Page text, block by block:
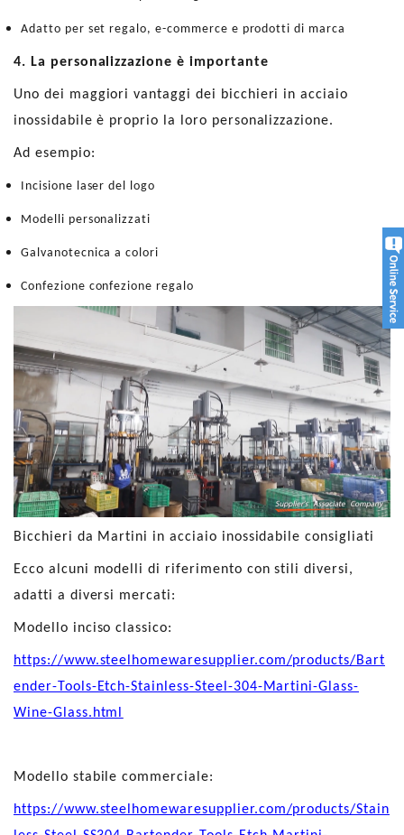
Adatto per set regalo, e-commerce e prodotti di marca
4. La personalizzazione è importante
Uno dei maggiori vantaggi dei bicchieri in acciaio
inossidabile è proprio la loro personalizzazione.
Ad esempio:
Incisione laser del logo
Modelli personalizzati
Galvanotecnica a colori
Confezione confezione regalo
Bicchieri da Martini in acciaio inossidabile consigliati
Ecco alcuni modelli di riferimento con stili diversi,
adatti a diversi mercati:
Modello inciso classico:
https://www.steelhomewaresupplier.com/products/Bart
ender-Tools-Etch-Stainless-Steel-304-Martini-Glass-
Wine-Glass.html
Modello stabile commerciale:
https://www.steelhomewaresupplier.com/products/Stain